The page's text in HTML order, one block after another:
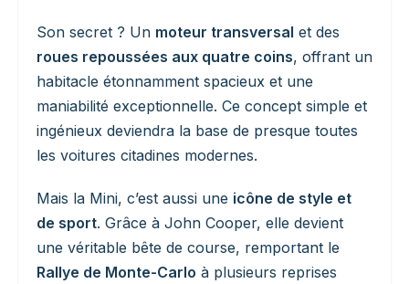
Son secret ? Un moteur transversal et des
roues repoussées aux quatre coins, offrant un
habitacle étonnamment spacieux et une
maniabilité exceptionnelle. Ce concept simple et
ingénieux deviendra la base de presque toutes
les voitures citadines modernes.
Mais la Mini, c’est aussi une icône de style et
de sport. Grâce à John Cooper, elle devient
une véritable bête de course, remportant le
Rallye de Monte-Carlo à plusieurs reprises